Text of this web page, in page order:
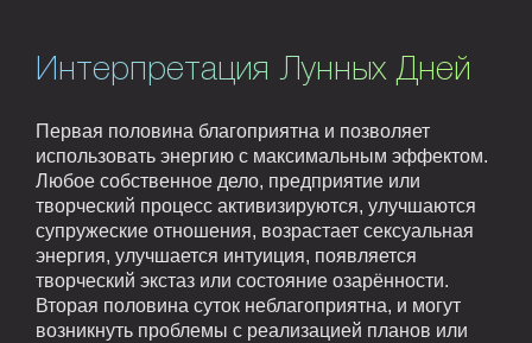
Интерпретация Лунных Дней
Первая половина благоприятна и позволяет
использовать энергию с максимальным эффектом.
Любое собственное дело, предприятие или
творческий процесс активизируются, улучшаются
супружеские отношения, возрастает сексуальная
энергия, улучшается интуиция, появляется
творческий экстаз или состояние озарённости.
Вторая половина суток неблагоприятна, и могут
возникнуть проблемы с реализацией планов или